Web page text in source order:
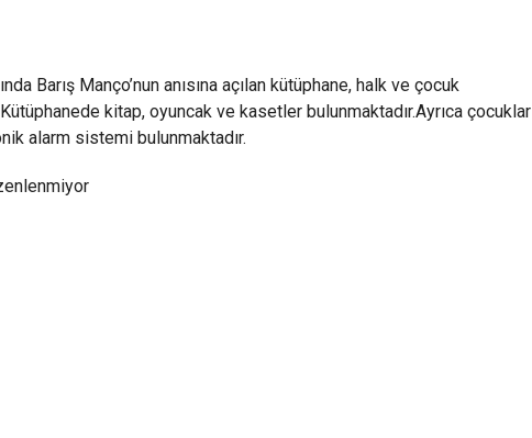
Barış Manço’nun anısına açılan kütüphane, halk ve çocuk
kitap, oyuncak ve kasetler bulunmaktadır.Ayrıca çocuklar
alarm sistemi bulunmaktadır.